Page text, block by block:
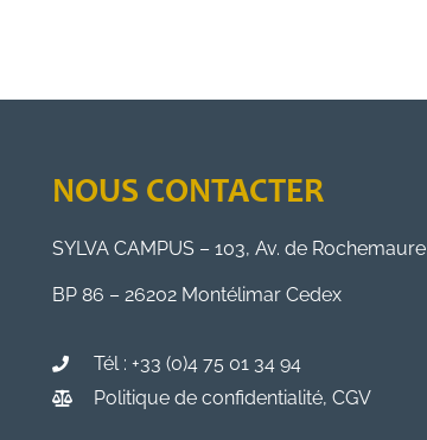
NOUS CONTACTER
SYLVA CAMPUS – 103, Av. de Rochemaure
BP 86 – 26202 Montélimar Cedex
Tél : +33 (0)4 75 01 34 94
Politique de confidentialité, CGV